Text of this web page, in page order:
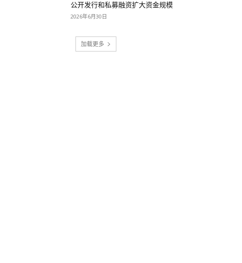
公开发行和私募融资扩大资金规模
2026年6月30日
加载更多